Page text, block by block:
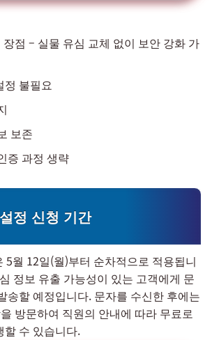
점 – 실물 유심 교체 없이 보안 강화 가
정 불필요
보존
증 과정 생략
정 신청 기간
5월 12일(월)부터 순차적으로 적용됩니
정보 유출 가능성이 있는 고객에게 문
송할 예정입니다. 문자를 수신한 후에는
방문하여 직원의 안내에 따라 무료로
할 수 있습니다.